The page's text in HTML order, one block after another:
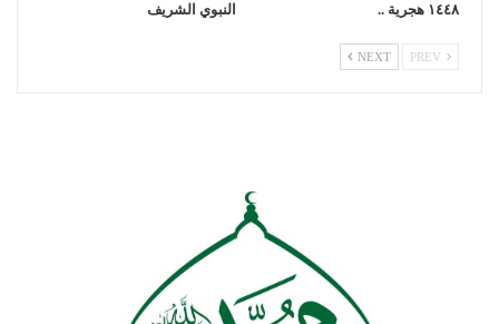
١٤٤٨ هجرية ..
النبوي الشريف
NEXT